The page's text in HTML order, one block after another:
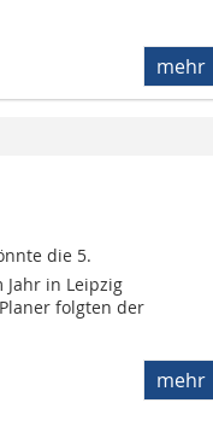
mehr
die 5.
in Leipzig
folgten der
mehr